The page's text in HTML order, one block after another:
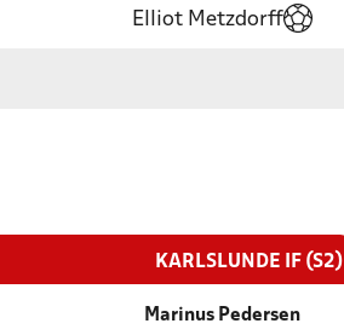
Elliot Metzdorff
KARLSLUNDE IF (S2)
Marinus Pedersen